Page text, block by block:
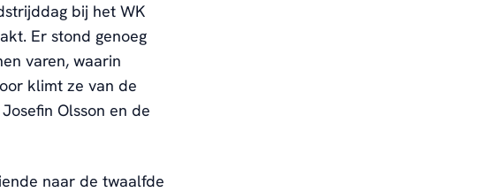
bij het WK
Er stond genoeg
varen, waarin
klimt ze van de
Olsson en de
naar de twaalfde